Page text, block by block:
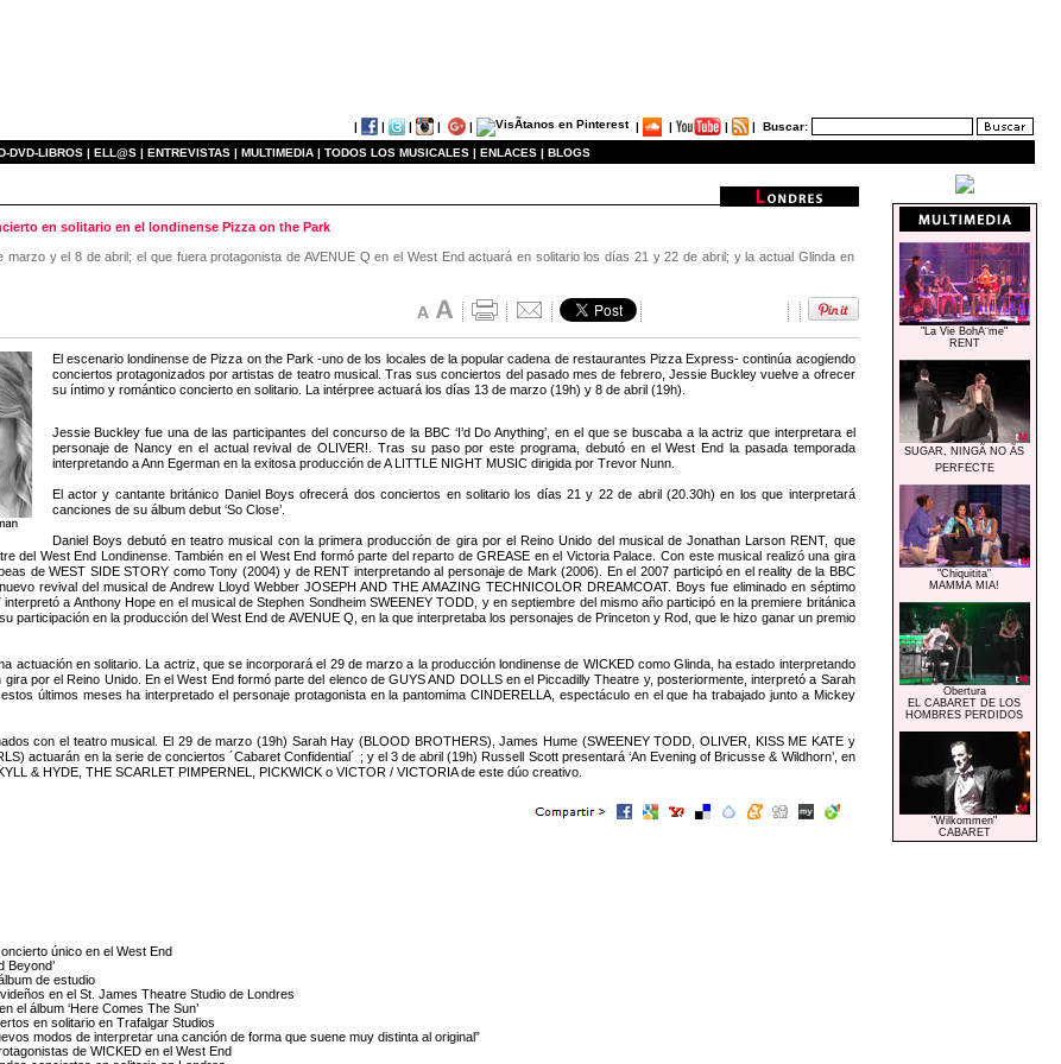
| | | | | | | | | Buscar:
DVD-LIBROS | ELL@S | ENTREVISTAS | MULTIMEDIA | TODOS LOS MUSICALES | ENLACES | BLOGS
en solitario en el londinense Pizza on the Park
y el 8 de abril; el que fuera protagonista de AVENUE Q en el West End actuará en solitario los días 21 y 22 de abril; y la actual Glinda en
El escenario londinense de Pizza on the Park -uno de los locales de la popular cadena de restaurantes Pizza Express- continúa acogiendo
conciertos protagonizados por artistas de teatro musical. Tras sus conciertos del pasado mes de febrero, Jessie Buckley vuelve a ofrecer
su íntimo y romántico concierto en solitario. La intérpree actuará los días 13 de marzo (19h) y 8 de abril (19h).
Jessie Buckley fue una de las participantes del concurso de la BBC ‘I’d Do Anything’, en el que se buscaba a la actriz que interpretara el
personaje de Nancy en el actual revival de OLIVER!. Tras su paso por este programa, debutó en el West End la pasada temporada
interpretando a Ann Egerman en la exitosa producción de A LITTLE NIGHT MUSIC dirigida por Trevor Nunn.
El actor y cantante británico Daniel Boys ofrecerá dos conciertos en solitario los días 21 y 22 de abril (20.30h) en los que interpretará
canciones de su álbum debut ‘So Close’.
Daniel Boys debutó en teatro musical con la primera producción de gira por el Reino Unido del musical de Jonathan Larson RENT, que
del West End Londinense. También en el West End formó parte del reparto de GREASE en el Victoria Palace. Con este musical realizó una gira
de WEST SIDE STORY como Tony (2004) y de RENT interpretando al personaje de Mark (2006). En el 2007 participó en el reality de la BBC
revival del musical de Andrew Lloyd Webber JOSEPH AND THE AMAZING TECHNICOLOR DREAMCOAT. Boys fue eliminado en séptimo
a Anthony Hope en el musical de Stephen Sondheim SWEENEY TODD, y en septiembre del mismo año participó en la premiere británica
participación en la producción del West End de AVENUE Q, en la que interpretaba los personajes de Princeton y Rod, que le hizo ganar un premio
actuación en solitario. La actriz, que se incorporará el 29 de marzo a la producción londinense de WICKED como Glinda, ha estado interpretando
por el Reino Unido. En el West End formó parte del elenco de GUYS AND DOLLS en el Piccadilly Theatre y, posteriormente, interpretó a Sarah
últimos meses ha interpretado el personaje protagonista en la pantomima CINDERELLA, espectáculo en el que ha trabajado junto a Mickey
con el teatro musical. El 29 de marzo (19h) Sarah Hay (BLOOD BROTHERS), James Hume (SWEENEY TODD, OLIVER, KISS ME KATE y
actuarán en la serie de conciertos ´Cabaret Confidential´ ; y el 3 de abril (19h) Russell Scott presentará ‘An Evening of Bricusse & Wildhorn’, en
& HYDE, THE SCARLET PIMPERNEL, PICKWICK o VICTOR / VICTORIA de este dúo creativo.
único en el West End
Beyond’
de estudio
en el St. James Theatre Studio de Londres
el álbum ‘Here Comes The Sun’
en solitario en Trafalgar Studios
modos de interpretar una canción de forma que suene muy distinta al original”
de WICKED en el West End
"La Vie BohÃ¨me"
RENT
SUGAR, NINGÃ NO ÃS
PERFECTE
"Chiquitita"
MAMMA MIA!
Obertura
EL CABARET DE LOS
HOMBRES PERDIDOS
"Wilkommen"
CABARET